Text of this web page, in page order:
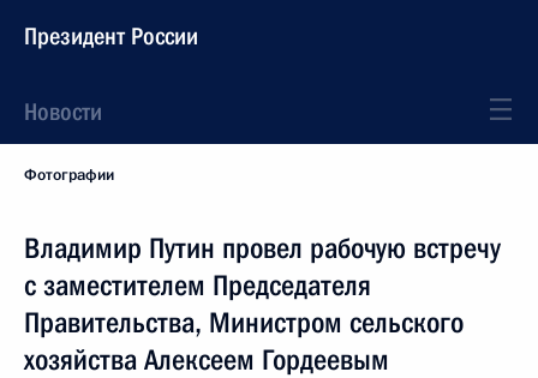
Президент России
Новости
Фотографии
Владимир Путин провел рабочую встречу
с заместителем Председателя
Правительства, Министром сельского
хозяйства Алексеем Гордеевым